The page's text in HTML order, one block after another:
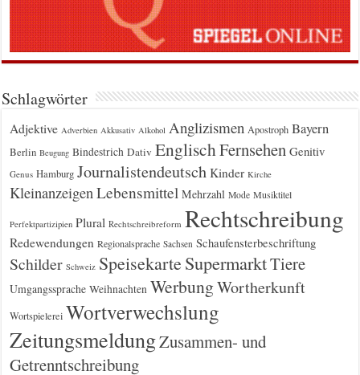
Schlagwörter
Adjektive Adverbien Akkusativ Alkohol Anglizismen Apostroph Bayern
Berlin Beugung Bindestrich Dativ EnglischFernsehen Genitiv
Genus Hamburg Journalistendeutsch Kinder Kirche
Kleinanzeigen Lebensmittel Mehrzahl Mode Musiktitel
Perfektpartizipien Plural Rechtschreibreform Rechtschreibung
Redewendungen Regionalsprache Sachsen Schaufensterbeschriftung
Schilder Schweiz Speisekarte SupermarktTiere
Umgangssprache Weihnachten WerbungWortherkunft
Wortspielerei Wortverwechslung
ZeitungsmeldungZusammen- und
Getrenntschreibung